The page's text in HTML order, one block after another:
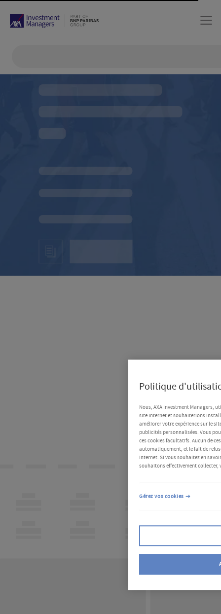
Politique
Nous, AXA Investment Managers,
site Internet et souhaiterions
améliorer votre expérience sur le
publicités personnalisées. Vous
ces cookies facultatifs. Aucun de
automatiquement, et le fait de
Internet. Si vous souhaitez en
souhaitons effectivement collecter,
Gérez vos cookies